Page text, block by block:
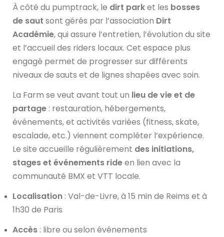
À côté du pumptrack, le dirt parket les bosses
de saut sont gérés par l’association Dirt
Académie, qui assure l’entretien, l’évolution du site
et l’accueil des riders locaux. Cet espace plus
engagé permet de progresser sur différents
niveaux de sauts et de lignes shapées avec soin.
La Farm se veut avant tout un lieu de vie et de
partage : restauration, hébergements,
événements, et activités variées (fitness, skate,
escalade, etc.) viennent compléter l’expérience.
Le site accueille régulièrement des initiations,
stages et événements rideen lien avec la
communauté BMX et VTT locale.
Localisation : Val-de-Livre, à 15 min de Reims et à
1h30 de Paris
Accès : libre ou selon événements